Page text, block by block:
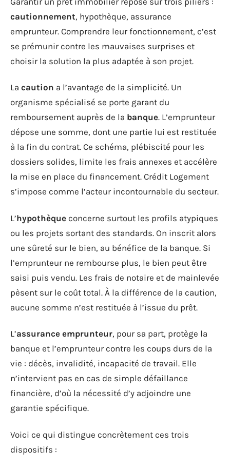
cautionnement, hypothèque, assurance
emprunteur. Comprendre leur fonctionnement, c’est
se prémunir contre les mauvaises surprises et
choisir la solution la plus adaptée à son projet.
La caution a l’avantage de la simplicité. Un
organisme spécialisé se porte garant du
remboursement auprès de la banque. L’emprunteur
dépose une somme, dont une partie lui est restituée
à la fin du contrat. Ce schéma, plébiscité pour les
dossiers solides, limite les frais annexes et accélère
la mise en place du financement. Crédit Logement
s’impose comme l’acteur incontournable du secteur.
L’hypothèque concerne surtout les profils atypiques
ou les projets sortant des standards. On inscrit alors
une sûreté sur le bien, au bénéfice de la banque. Si
l’emprunteur ne rembourse plus, le bien peut être
saisi puis vendu. Les frais de notaire et de mainlevée
pèsent sur le coût total. À la différence de la caution,
aucune somme n’est restituée à l’issue du prêt.
L’assurance emprunteur, pour sa part, protège la
banque et l’emprunteur contre les coups durs de la
vie : décès, invalidité, incapacité de travail. Elle
n’intervient pas en cas de simple défaillance
financière, d’où la nécessité d’y adjoindre une
garantie spécifique.
Voici ce qui distingue concrètement ces trois
dispositifs :